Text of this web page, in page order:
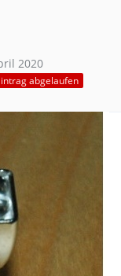
2020
abgelaufen